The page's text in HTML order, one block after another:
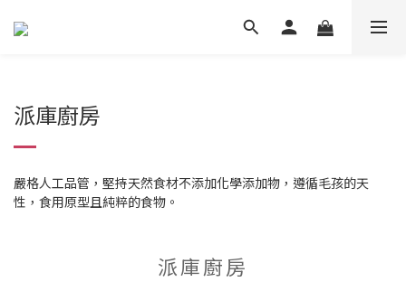
派庫廚房
嚴格人工品管，堅持天然食材不添加化學添加物，遵循毛孩的天
性，食用原型且純粹的食物。
派庫廚房